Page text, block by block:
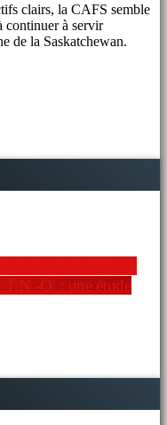
clairs, la CAFS semble
continuer à servir
de la Saskatchewan.
T.N.-O. : une étude